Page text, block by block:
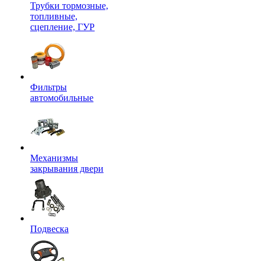
Трубки тормозные,
топливные,
сцепление, ГУР
Фильтры
автомобильные
Механизмы
закрывания двери
Подвеска